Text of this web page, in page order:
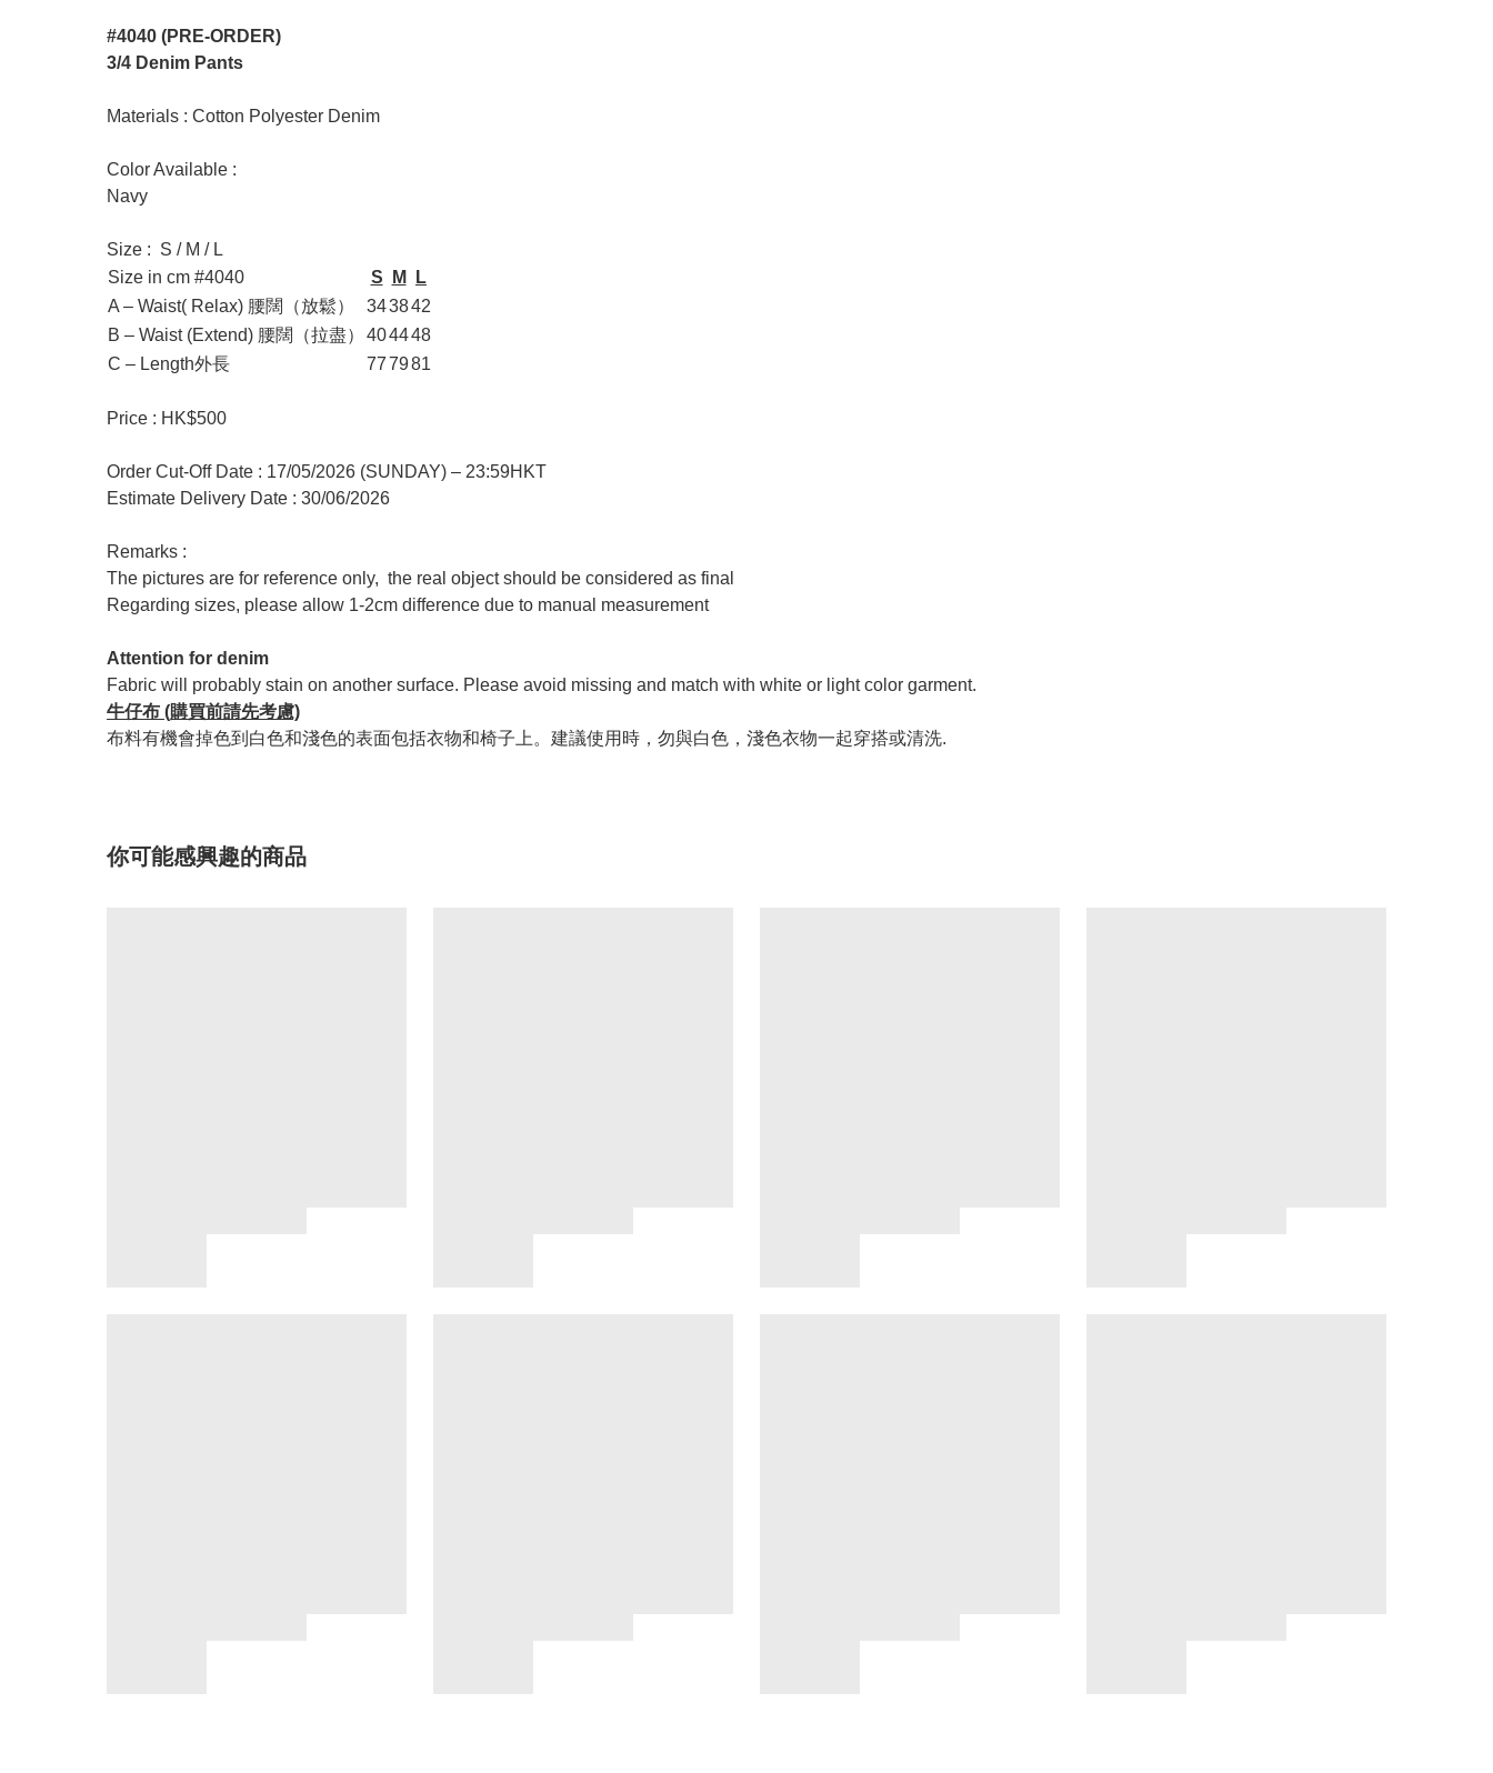
#4040 (PRE-ORDER)
3/4 Denim Pants
Materials : Cotton Polyester Denim
Color Available :
Navy
Size : S / M / L
Size in cm #4040
S M
L
A – Waist( Relax) 腰闊（放鬆）
343842
B – Waist (Extend) 腰闊（拉盡）
404448
C – Length外長
777981
Price : HK$500
Order Cut-Off Date : 17/05/2026 (SUNDAY) – 23:59HKT
Estimate Delivery Date : 30/06/2026
Remarks :
The pictures are for reference only, the real object should be considered as final
Regarding sizes, please allow 1-2cm difference due to manual measurement
Attention for denim
Fabric will probably stain on another surface. Please avoid missing and match with white or light color garment.
牛仔布 (購買前請先考慮)
布料有機會掉色到白色和淺色的表面包括衣物和椅子上。建議使用時，勿與白色，淺色衣物一起穿搭或清洗.
你可能感興趣的商品